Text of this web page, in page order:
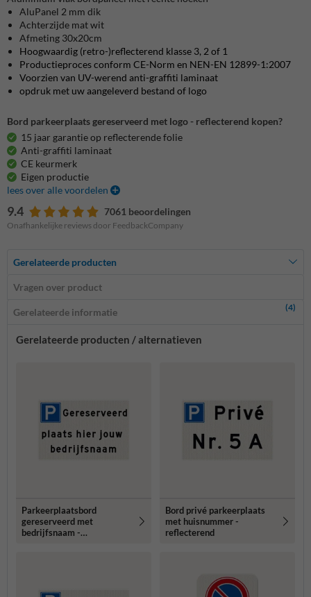
AluPanel 2 mm dik
Achterzijde mat wit
Afmeting 30x20cm
Hoogwaardig (retro-)reflecterend klasse 3, 2 of 1
Productieproces conform CE-Norm en NEN-EN 12899-1:2007
Voorzien van UV-werend anti-graffiti laminaat
opdruk met uw aangeleverd bestand of logo
Bord parkeerplaats gereserveerd met logo - reflecterend kopen?
15 jaar garantie op reflecterende folie
Anti-graffiti laminaat
CE keurmerk
Eigen productie
lees over alle voordelen
9.4 7061 beoordelingen
Onafhankelijke reviews door FeedbackCompany
Gerelateerde producten
Vragen over product
Gerelateerde informatie (4)
Gerelateerde producten / alternatieven
Parkeerplaatsbord
gereserveerd met
bedrijfsnaam -
Bord privé parkeerplaats
met huisnummer -
reflecterend